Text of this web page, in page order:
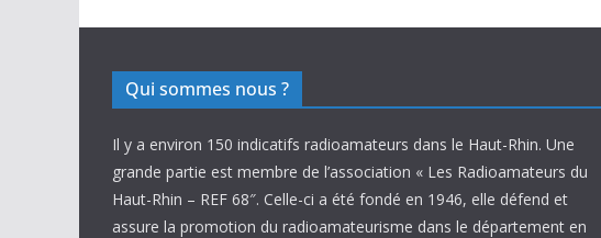
Qui sommes nous ?
Il y a environ 150 indicatifs radioamateurs dans le Haut-Rhin. Une
grande partie est membre de l’association « Les Radioamateurs du
Haut-Rhin – REF 68″. Celle-ci a été fondé en 1946, elle défend et
assure la promotion du radioamateurisme dans le département en